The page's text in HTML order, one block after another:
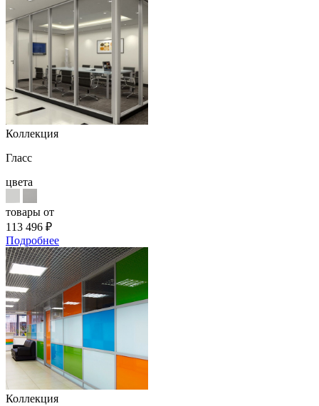
Коллекция
Гласс
цвета
товары от
113 496 ₽
Подробнее
Коллекция